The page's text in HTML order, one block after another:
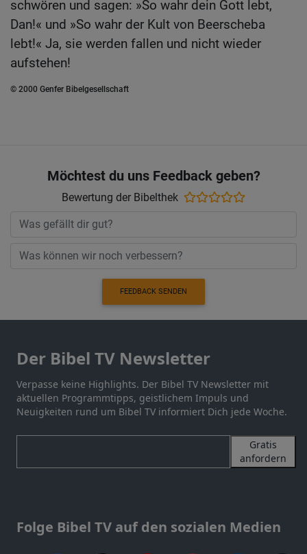
schwören und sagen: »So wahr dein Gott lebt,
Dan!« und »So wahr der Kult von Beerscheba
lebt!« Ja, sie werden fallen und nicht wieder
aufstehen!
© 2000 Genfer Bibelgesellschaft
Möchtest du uns Feedback geben?
Bewertung der Bibelthek
FEEDBACK SENDEN
Der Bibel TV Newsletter
Verpasse keine Highlights. Der Bibel TV Newsletter mit
aktuellen Programmtipps, geistlichem Impuls und
Neuigkeiten rund um Bibel TV informiert Dich jede Woche.
Gratis
anfordern
Folge Bibel TV auf den sozialen Medien